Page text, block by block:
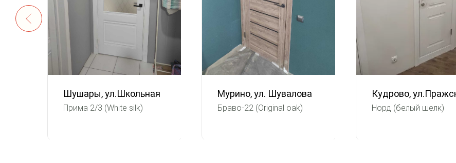
Шушары, ул.Школьная
Прима 2/3 (White silk)
Мурино, ул. Шувалова
Браво-22 (Original oak)
Кудрово,
Норд (белый шелк)